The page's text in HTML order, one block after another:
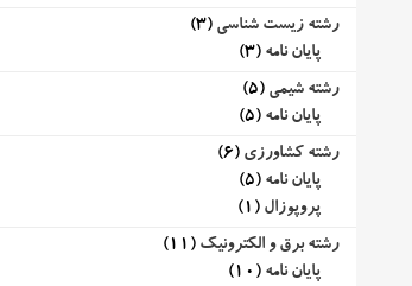
رشته زیست شناسی (3)
پایان نامه (3)
رشته شیمی (5)
پایان نامه (5)
رشته کشاورزی (6)
پایان نامه (5)
پروپوزال (1)
رشته برق و الکترونیک (11)
پایان نامه (10)